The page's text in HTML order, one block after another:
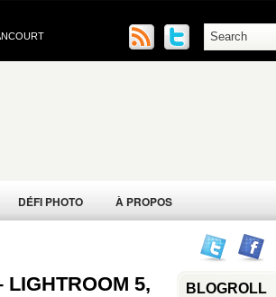
DÉFI PHOTO À PROPOS
LIGHTROOM 5,
BLOGROLL